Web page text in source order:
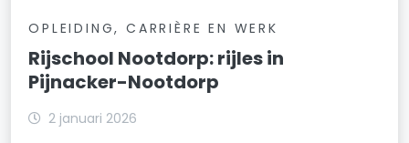
OPLEIDING, CARRIÈRE EN WERK
Rijschool Nootdorp: rijles in
Pijnacker-Nootdorp
2 januari 2026